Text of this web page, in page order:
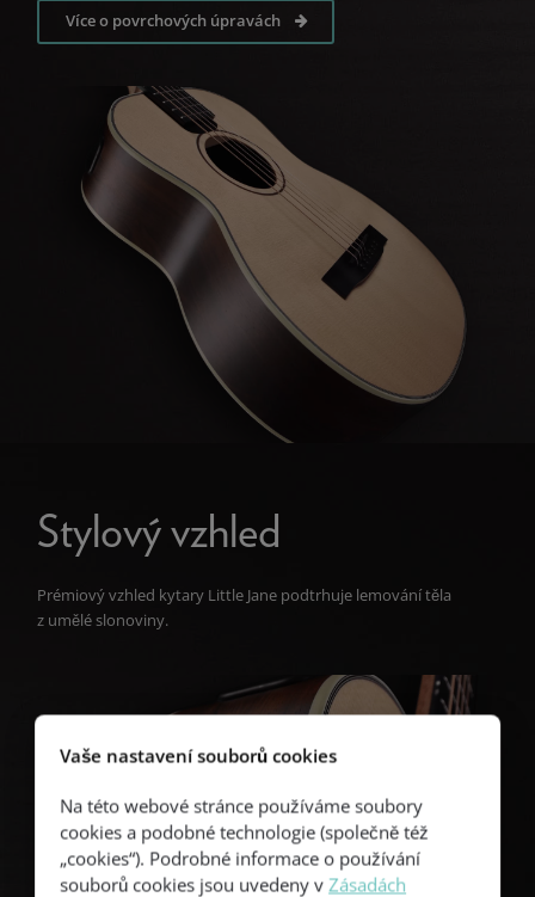
Více o povrchových úpravách
Stylový vzhled
Prémiový vzhled kytary Little Jane podtrhuje lemování těla
z umělé slonoviny.
Vaše nastavení souborů cookies
Na této webové stránce používáme soubory
cookies a podobné technologie (společně též
„cookies“). Podrobné informace o používání
souborů cookies jsou uvedeny vZásadách